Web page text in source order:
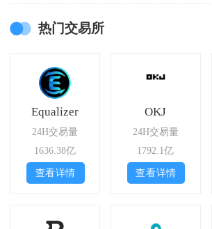
热门交易所
Equalizer
24H交易量
1636.38亿
查看详情
OKJ
24H交易量
1792.1亿
查看详情